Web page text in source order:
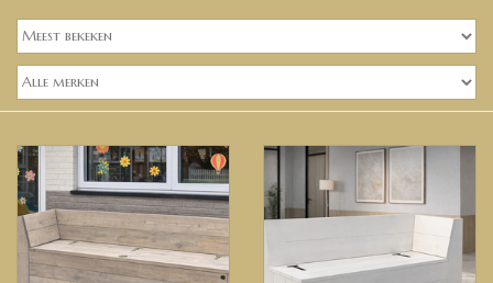
Banken, stoelen &
(Bar)krukken
Plantenbakken
Hockers & Terrastafels